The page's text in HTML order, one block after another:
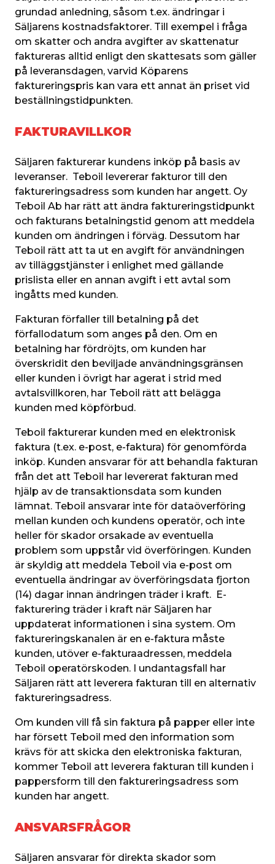
grundad anledning, såsom t.ex. ändringar i
Säljarens kostnadsfaktorer. Till exempel i fråga
om skatter och andra avgifter av skattenatur
faktureras alltid enligt den skattesats som gäller
på leveransdagen, varvid Köparens
faktureringspris kan vara ett annat än priset vid
beställningstidpunkten.
FAKTURAVILLKOR
Säljaren fakturerar kundens inköp på basis av
leveranser.  Teboil levererar fakturor till den
faktureringsadress som kunden har angett. Oy
Teboil Ab har rätt att ändra faktureringstidpunkt
och fakturans betalningstid genom att meddela
kunden om ändringen i förväg. Dessutom har
Teboil rätt att ta ut en avgift för användningen
av tilläggstjänster i enlighet med gällande
prislista eller en annan avgift i ett avtal som
ingåtts med kunden.
Fakturan förfaller till betalning på det
förfallodatum som anges på den. Om en
betalning har fördröjts, om kunden har
överskridit den beviljade användningsgränsen
eller kunden i övrigt har agerat i strid med
avtalsvillkoren, har Teboil rätt att belägga
kunden med köpförbud.
Teboil fakturerar kunden med en elektronisk
faktura (t.ex. e-post, e-faktura) för genomförda
inköp. Kunden ansvarar för att behandla fakturan
från det att Teboil har levererat fakturan med
hjälp av de transaktionsdata som kunden
lämnat. Teboil ansvarar inte för dataöverföring
mellan kunden och kundens operatör, och inte
heller för skador orsakade av eventuella
problem som uppstår vid överföringen. Kunden
är skyldig att meddela Teboil via e-post om
eventuella ändringar av överföringsdata fjorton
(14) dagar innan ändringen träder i kraft.  E-
fakturering träder i kraft när Säljaren har
uppdaterat informationen i sina system. Om
faktureringskanalen är en e-faktura måste
kunden, utöver e-fakturaadressen, meddela
Teboil operatörskoden. I undantagsfall har
Säljaren rätt att leverera fakturan till en alternativ
faktureringsadress.
Om kunden vill få sin faktura på papper eller inte
har försett Teboil med den information som
krävs för att skicka den elektroniska fakturan,
kommer Teboil att leverera fakturan till kunden i
pappersform till den faktureringsadress som
kunden har angett.
ANSVARSFRÅGOR
Säljaren ansvarar för direkta skador som